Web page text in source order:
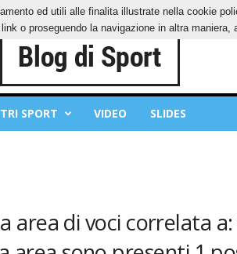
SPORT VIDEO SLIDES
area di voci correlata
ed utili alle finalita illustrate nella cookie
o proseguendo la navigazione in altra